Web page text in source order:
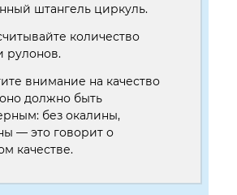
штангель циркуль.
количество
рулонов.
внимание на качество
должно быть
без окалины,
— это говорит о
качестве.